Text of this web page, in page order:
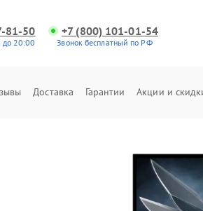
81-50
до 20:00
+7 (800) 101-01-54
Звонок бесплатный по РФ
Доставка Гарантии Акции и